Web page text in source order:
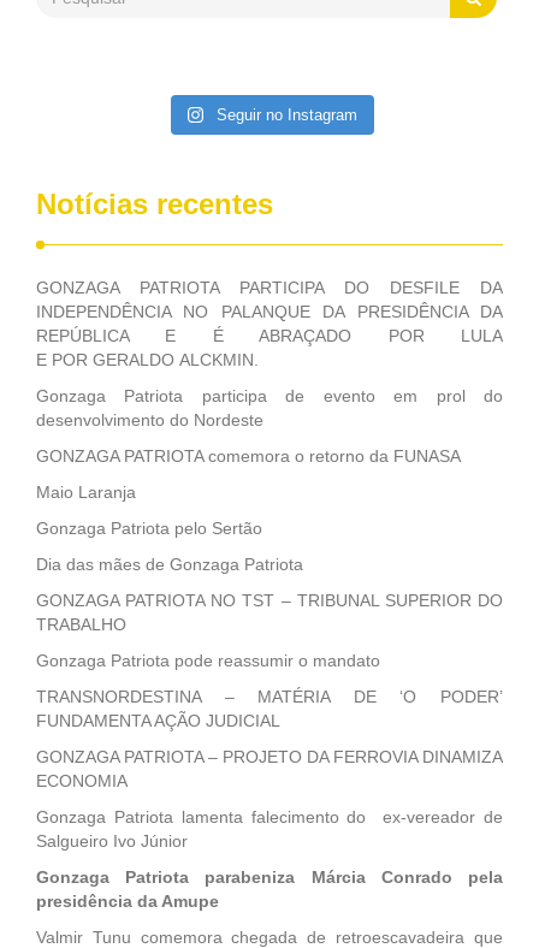
Patriota disse ainda que, mesmo sem mandato,
Seguir no Instagram
Notícias recentes
GONZAGA PATRIOTA PARTICIPA DO DESFILE DA
INDEPENDÊNCIA NO PALANQUE DA PRESIDÊNCIA DA
REPÚBLICA E É ABRAÇADO POR LULA
E POR GERALDO ALCKMIN.
Gonzaga Patriota participa de evento em prol do
desenvolvimento do Nordeste
GONZAGA PATRIOTA comemora o retorno da FUNASA
Maio Laranja
Gonzaga Patriota pelo Sertão
Dia das mães de Gonzaga Patriota
GONZAGA PATRIOTA NO TST – TRIBUNAL SUPERIOR DO
TRABALHO
Gonzaga Patriota pode reassumir o mandato
TRANSNORDESTINA – MATÉRIA DE ‘O PODER’
FUNDAMENTA AÇÃO JUDICIAL
GONZAGA PATRIOTA – PROJETO DA FERROVIA DINAMIZA
ECONOMIA
Gonzaga Patriota lamenta falecimento do ex-vereador de
Salgueiro Ivo Júnior
Gonzaga Patriota parabeniza Márcia Conrado pela
presidência da Amupe
Valmir Tunu comemora chegada de retroescavadeira que